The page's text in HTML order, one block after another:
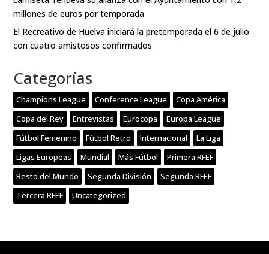
millones de euros por temporada
El Recreativo de Huelva iniciará la pretemporada el 6 de julio
con cuatro amistosos confirmados
Categorías
Champions League Conference League
Copa América
Copa del Rey
Entrevistas Eurocopa
Europa League
Fútbol Femenino
Fútbol Retro Internacional
La Liga
Ligas Europeas
Mundial Más Fútbol
Primera RFEF
Resto del Mundo
Segunda División
Segunda RFEF
Tercera RFEF
Uncategorized